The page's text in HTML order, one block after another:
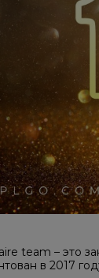
team – это
в 2017